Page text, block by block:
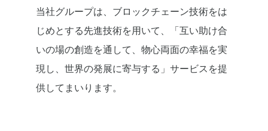
当社グループは、ブロックチェーン技術をは
じめとする先進技術を用いて、「互い助け合
いの場の創造を通して、物心両面の幸福を実
現し、世界の発展に寄与する」サービスを提
供してまいります。